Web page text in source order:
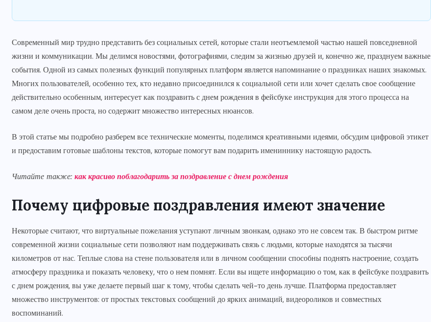
Современный мир трудно представить без социальных сетей, которые стали неотъемлемой частью нашей повседневной
жизни и коммуникации. Мы делимся новостями, фотографиями, следим за жизнью друзей и, конечно же, празднуем важные
события. Одной из самых полезных функций популярных платформ является напоминание о праздниках наших знакомых.
Многих пользователей, особенно тех, кто недавно присоединился к социальной сети или хочет сделать свое сообщение
действительно особенным, интересует как поздравить с днем рождения в фейсбуке инструкция для этого процесса на
самом деле очень проста, но содержит множество интересных нюансов.
В этой статье мы подробно разберем все технические моменты, поделимся креативными идеями, обсудим цифровой этикет
и предоставим готовые шаблоны текстов, которые помогут вам подарить имениннику настоящую радость.
Читайте также: как красиво поблагодарить за поздравление с днем ​​рождения
Почему цифровые поздравления имеют значение
Некоторые считают, что виртуальные пожелания уступают личным звонкам, однако это не совсем так. В быстром ритме
современной жизни социальные сети позволяют нам поддерживать связь с людьми, которые находятся за тысячи
километров от нас. Теплые слова на стене пользователя или в личном сообщении способны поднять настроение, создать
атмосферу праздника и показать человеку, что о нем помнят. Если вы ищете информацию о том, как в фейсбуке поздравить
с днем рождения, вы уже делаете первый шаг к тому, чтобы сделать чей-то день лучше. Платформа предоставляет
множество инструментов: от простых текстовых сообщений до ярких анимаций, видеороликов и совместных
воспоминаний.